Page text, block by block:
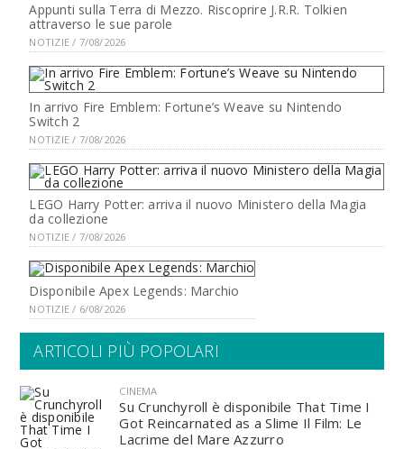
Appunti sulla Terra di Mezzo. Riscoprire J.R.R. Tolkien
attraverso le sue parole
NOTIZIE / 7/08/2026
In arrivo Fire Emblem: Fortune’s Weave su Nintendo
Switch 2
NOTIZIE / 7/08/2026
LEGO Harry Potter: arriva il nuovo Ministero della Magia
da collezione
NOTIZIE / 7/08/2026
Disponibile Apex Legends: Marchio
NOTIZIE / 6/08/2026
ARTICOLI PIÙ POPOLARI
CINEMA
Su Crunchyroll è disponibile That Time I
Got Reincarnated as a Slime Il Film: Le
Lacrime del Mare Azzurro